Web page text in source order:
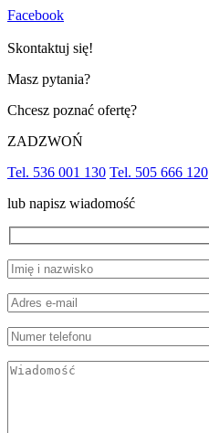
Facebook
Skontaktuj się!
Masz pytania?
Chcesz poznać ofertę?
ZADZWOŃ
Tel. 536 001 130 Tel. 505 666 120
lub napisz wiadomość